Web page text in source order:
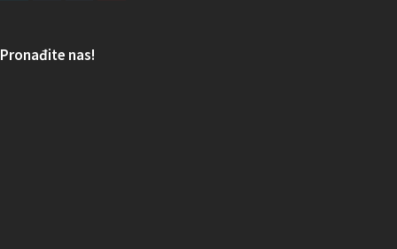
Pronađite nas!